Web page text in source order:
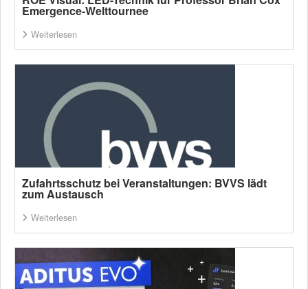
Emergence-Welttournee
Weiterlesen
Zufahrtsschutz bei Veranstaltungen: BVVS lädt
zum Austausch
Weiterlesen